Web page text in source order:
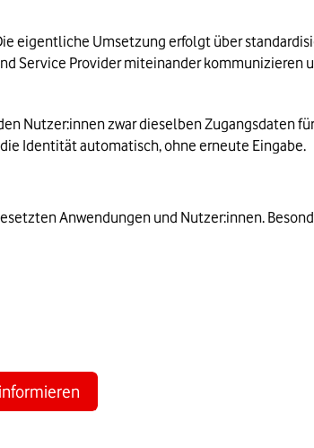
eigentliche Umsetzung erfolgt über
Service Provider miteinander kommunizieren
Nutzer:innen zwar dieselben Zugangsdaten
Identität automatisch, ohne erneute Eingabe.
Anwendungen und Nutzer:innen.